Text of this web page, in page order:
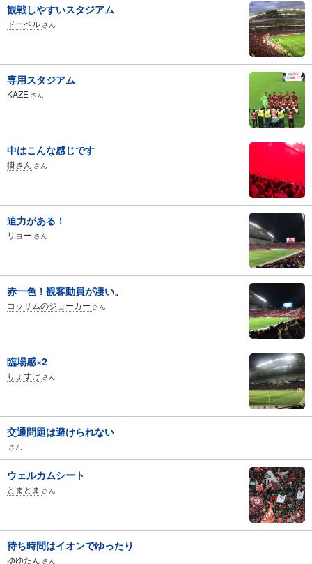
観戦しやすいスタジアム
ドーベル さん
専用スタジアム
KAZE さん
中はこんな感じです
掛さん さん
迫力がある！
リョー さん
赤一色！観客動員が凄い。
コッサムのジョーカー さん
臨場感×2
りょすけ さん
交通問題は避けられない
さん
ウェルカムシート
とまとま さん
待ち時間はイオンでゆったり
ゆゆたん さん